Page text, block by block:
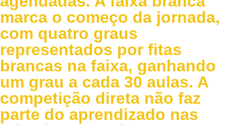
marca o começo da jornada,
com quatro graus
representados por fitas
brancas na faixa, ganhando
um grau a cada 30 aulas. A
competição direta não faz
parte do aprendizado nas